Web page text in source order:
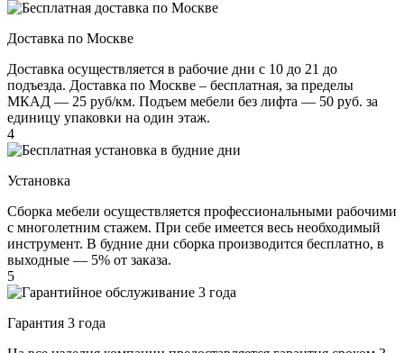
Доставка по Москве
Доставка осуществляется в рабочие дни с 10 до 21 до
подъезда. Доставка по Москве – бесплатная, за пределы
МКАД — 25 руб/км. Подъем мебели без лифта — 50 руб. за
единицу упаковки на один этаж.
4
Установка
Сборка мебели осуществляется профессиональными рабочими
с многолетним стажем. При себе имеется весь необходимый
инструмент. В будние дни сборка производится бесплатно, в
выходные — 5% от заказа.
5
Гарантия 3 года